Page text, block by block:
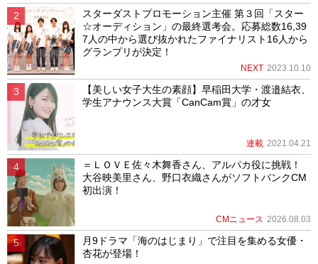
スターダストプロモーション主催 第３回「スター
☆オーディション」の最終選考会。応募総数16,39
7人の中から選び抜かれたファイナリスト16人から
グランプリが決定！
NEXT 2023.10.10
【美しい女子大生の素顔】早稲田大学・渡邉結衣、
学生アナウンス大賞「CanCam賞」の才女
連載 2021.04.21
＝ＬＯＶＥ佐々木舞香さん、アルパカ役に挑戦！
大谷映美里さん、野口衣織さんがソフトバンクCM
初出演！
CMニュース 2026.08.03
月9ドラマ「海のはじまり」で注目を集める女優・
杏花が登場！